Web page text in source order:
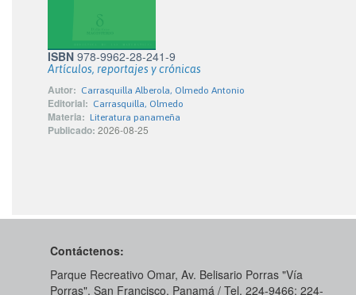
ISBN 978-9962-28-241-9
Artículos, reportajes y crónicas
Autor: Carrasquilla Alberola, Olmedo Antonio
Editorial: Carrasquilla, Olmedo
Materia: Literatura panameña
Publicado: 2026-08-25
Contáctenos:
Parque Recreativo Omar, Av. Belisario Porras "Vía
Porras", San Francisco, Panamá / Tel. 224-9466; 224-